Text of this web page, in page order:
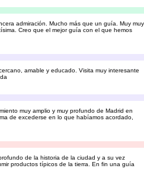
admiración. Mucho más que un guía. Muy muy
Creo que el mejor guía con el que hemos
amable y educado. Visita muy interesante
muy amplio y muy profundo de Madrid en
de excederse en lo que habíamos acordado,
de la historia de la ciudad y a su vez
productos típicos de la tierra. En fin una guía